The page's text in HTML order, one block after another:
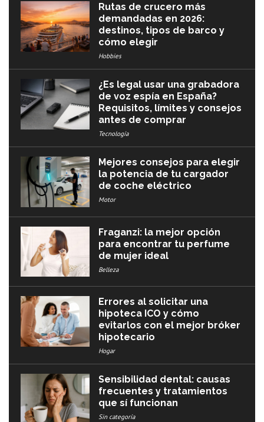
Rutas de crucero más
demandadas en 2026:
destinos, tipos de barco y
cómo elegir
Hobbies
¿Es legal usar una grabadora
de voz espía en España?
Requisitos, límites y consejos
antes de comprar
Tecnología
Mejores consejos para elegir
la potencia de tu cargador
de coche eléctrico
Motor
Fraganzi: la mejor opción
para encontrar tu perfume
de mujer ideal
Belleza
Errores al solicitar una
hipoteca ICO y cómo
evitarlos con el mejor bróker
hipotecario
Hogar
Sensibilidad dental: causas
frecuentes y tratamientos
que sí funcionan
Sin categoría